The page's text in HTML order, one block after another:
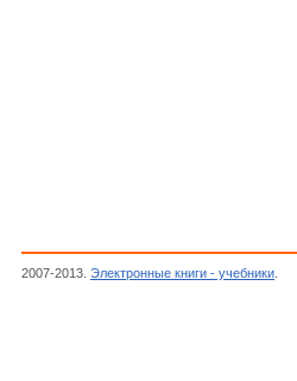
2007-2013. Электронные книги - учебники